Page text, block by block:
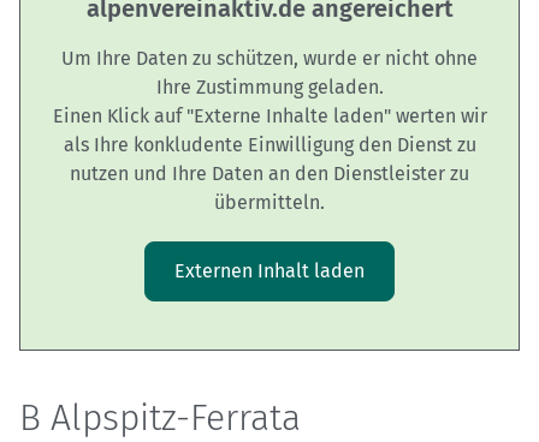
alpenvereinaktiv.de angereichert
Um Ihre Daten zu schützen, wurde er nicht ohne
Ihre Zustimmung geladen.
Einen Klick auf "Externe Inhalte laden" werten wir
als Ihre konkludente Einwilligung den Dienst zu
nutzen und Ihre Daten an den Dienstleister zu
übermitteln.
Externen Inhalt laden
B Alpspitz-Ferrata